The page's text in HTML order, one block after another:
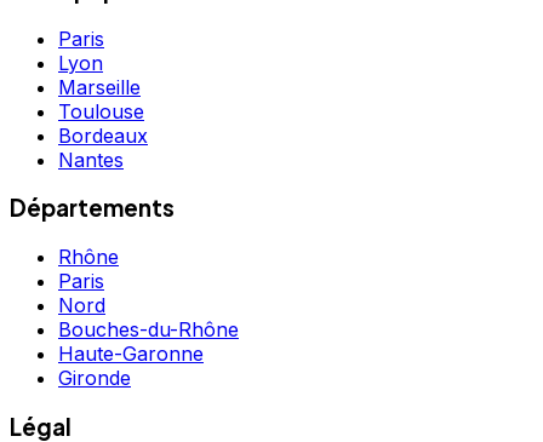
Paris
Lyon
Marseille
Toulouse
Bordeaux
Nantes
Départements
Rhône
Paris
Nord
Bouches-du-Rhône
Haute-Garonne
Gironde
Légal